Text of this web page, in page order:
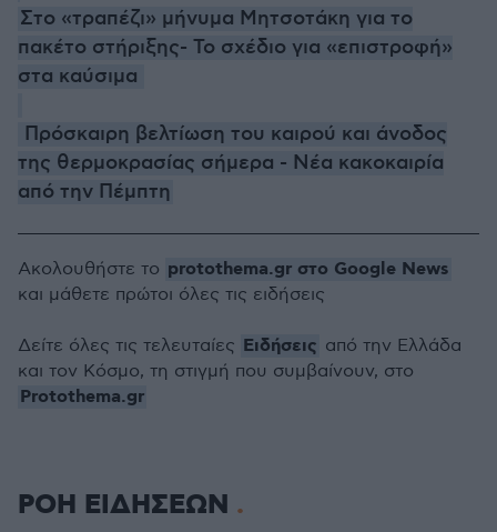
Στο «τραπέζι» μήνυμα Μητσοτάκη για το
πακέτο στήριξης- Το σχέδιο για «επιστροφή»
στα καύσιμα
Πρόσκαιρη βελτίωση του καιρού και άνοδος
της θερμοκρασίας σήμερα - Νέα κακοκαιρία
από την Πέμπτη
Ακολουθήστε το protothema.gr στο Google News
και μάθετε πρώτοι όλες τις ειδήσεις
Δείτε όλες τις τελευταίες Ειδήσεις από την Ελλάδα
και τον Κόσμο, τη στιγμή που συμβαίνουν, στο
Protothema.gr
ΡΟΗ ΕΙΔΗΣΕΩΝ